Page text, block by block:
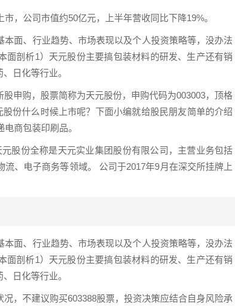
，公司市值约50亿元，上半年营收同比下降19%。
面、行业趋势、市场表现以及个人投资策略等，没办法
剖析1）天元股份主要搞包装材料的研发、生产还有销
日化等行业。
申购，股票简称为天元股份，申购代码为003003，顶格
份什么时候上市呢？下面小编就给股民朋友简单的介绍
商包装印刷品。
股份全称是天元实业集团股份有限公司，主营业务包括
、电子商务等领域。 公司于2017年9月在深交所挂牌上
面、行业趋势、市场表现以及个人投资策略等，没办法
剖析1）天元股份主要搞包装材料的研发、生产还有销
日化等行业。
，不建议购买603388股票，投资决策应结合自身风险承